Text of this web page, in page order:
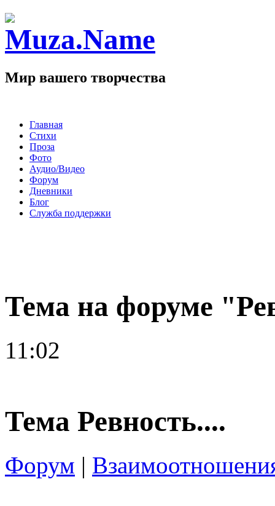
Мир вашего творчества
Главная
Стихи
Проза
Фото
Аудио/Видео
Форум
Дневники
Блог
Служба поддержки
Тема на форуме
11:02
Тема Ревность....
Форум |